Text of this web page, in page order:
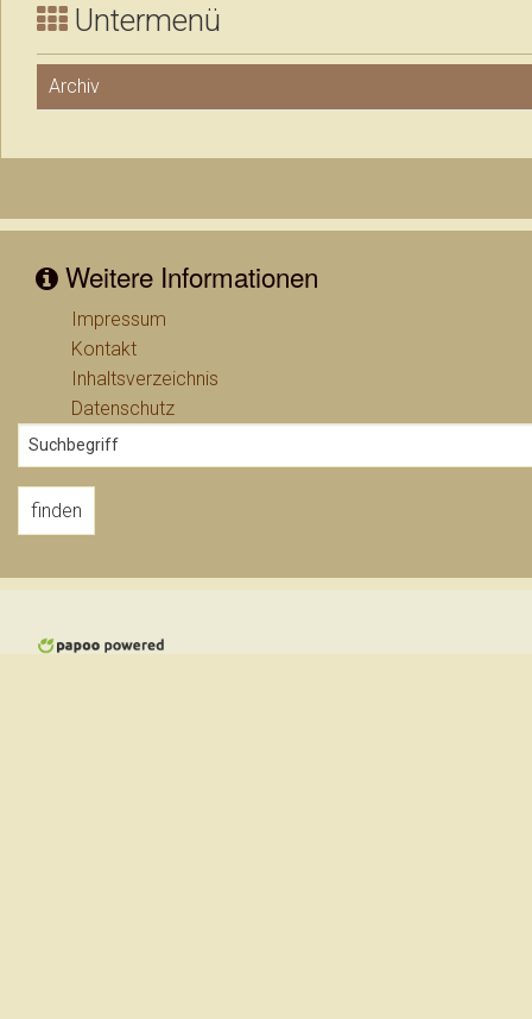
Untermenü
Archiv
Weitere Informationen
Impressum
Kontakt
Inhaltsverzeichnis
Datenschutz